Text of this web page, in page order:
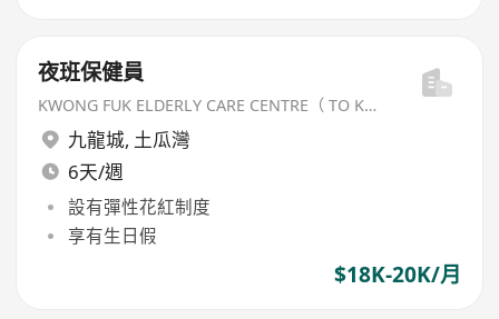
夜班保健員
KWONG FUK ELDERLY CARE CENTRE（ TO KWA WAN) LIMITED
九龍城, 土瓜灣
6天/週
設有彈性花紅制度
享有生日假
$18K-20K/月